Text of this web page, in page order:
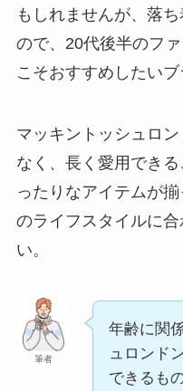
もしれませんが、落
ので、20代後半のフ
こそおすすめしたいブ
マッキントッシュロ
なく、長く愛用でき
ったりなアイテムが
のライフスタイルに
い。
筆者
年齢に関
ュロンド
できるも